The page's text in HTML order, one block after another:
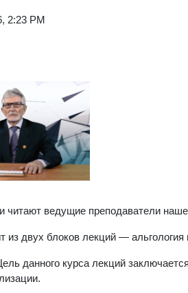
2:23 PM
ведущие преподаватели
из двух блоков лекций — альгология
данного курса лекций